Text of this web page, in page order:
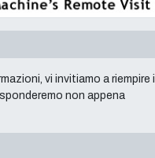
vi invitiamo a riempire i
non appena